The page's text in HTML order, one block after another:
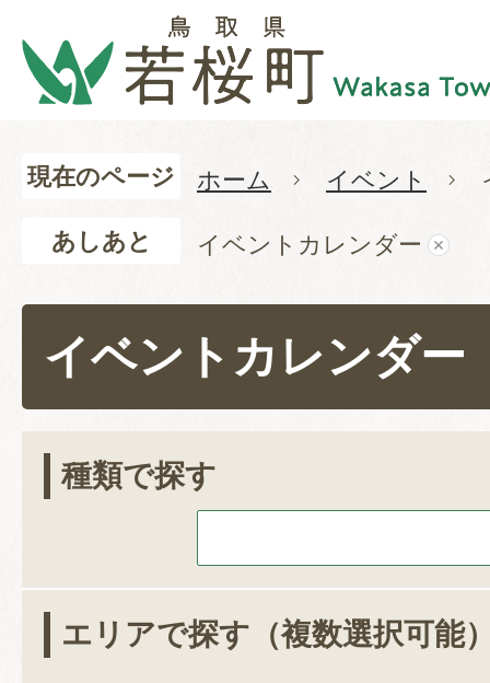
現在のページ ホーム イベント
あしあと イベントカレンダー
イベントカレンダー
種類で探す
エリアで探す（複数選択可能